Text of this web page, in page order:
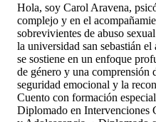
Hola, soy Carol Aravena,
complejo y en el
sobrevivientes de abuso
la universidad san sebastián
se sostiene en un enfoque
de género y una comprensión
seguridad emocional y la
Cuento con formación
Diplomado en Intervenciones